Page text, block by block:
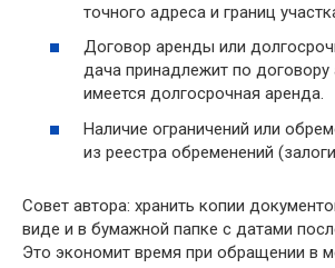
точного адреса и границ
Договор аренды или
дача принадлежит по
имеется долгосрочная аренда.
Наличие ограничений или
из реестра обременений
Совет автора: хранить копии
виде и в бумажной папке с датами
Это экономит время при обращении в